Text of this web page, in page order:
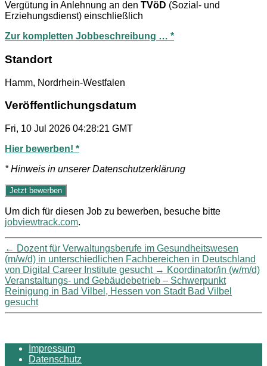
Vergütung in Anlehnung an den TVöD (Sozial- und
Erziehungsdienst) einschließlich
Zur kompletten Jobbeschreibung … *
Standort
Hamm, Nordrhein-Westfalen
Veröffentlichungsdatum
Fri, 10 Jul 2026 04:28:21 GMT
Hier bewerben! *
* Hinweis in unserer Datenschutzerklärung
Um dich für diesen Job zu bewerben, besuche bitte
jobviewtrack.com.
← Dozent für Verwaltungsberufe im Gesundheitswesen
(m/w/d) in unterschiedlichen Fachbereichen in Deutschland
von Digital Career Institute gesucht → Koordinator/in (w/m/d)
Veranstaltungs- und Gebäudebetrieb – Schwerpunkt
Reinigung in Bad Vilbel, Hessen von Stadt Bad Vilbel
gesucht
Impressum
Datenschutz